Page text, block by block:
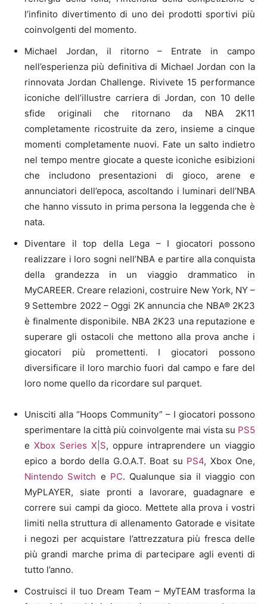
l’infinito divertimento di uno dei prodotti sportivi più
coinvolgenti del momento.
Michael Jordan, il ritorno – Entrate in campo
nell’esperienza più definitiva di Michael Jordan con la
rinnovata Jordan Challenge. Rivivete 15 performance
iconiche dell’illustre carriera di Jordan, con 10 delle
sfide originali che ritornano da NBA 2K11
completamente ricostruite da zero, insieme a cinque
momenti completamente nuovi. Fate un salto indietro
nel tempo mentre giocate a queste iconiche esibizioni
che includono presentazioni di gioco, arene e
annunciatori dell’epoca, ascoltando i luminari dell’NBA
che hanno vissuto in prima persona la leggenda che è
nata.
Diventare il top della Lega – I giocatori possono
realizzare i loro sogni nell’NBA e partire alla conquista
della grandezza in un viaggio drammatico in
MyCAREER. Creare relazioni, costruire New York, NY –
9 Settembre 2022 – Oggi 2K annuncia che NBA® 2K23
è finalmente disponibile. NBA 2K23 una reputazione e
superare gli ostacoli che mettono alla prova anche i
giocatori più promettenti. I giocatori possono
diversificare il loro marchio fuori dal campo e fare del
loro nome quello da ricordare sul parquet.
Unisciti alla “Hoops Community” – I giocatori possono
sperimentare la città più coinvolgente mai vista su PS5
e Xbox Series X|S, oppure intraprendere un viaggio
epico a bordo della G.O.A.T. Boat su PS4, Xbox One,
Nintendo Switch e PC. Qualunque sia il viaggio con
MyPLAYER, siate pronti a lavorare, guadagnare e
correre sui campi da gioco. Mettete alla prova i vostri
limiti nella struttura di allenamento Gatorade e visitate
i negozi per acquistare l’attrezzatura più fresca delle
più grandi marche prima di partecipare agli eventi di
tutto l’anno.
Costruisci il tuo Dream Team – MyTEAM trasforma la